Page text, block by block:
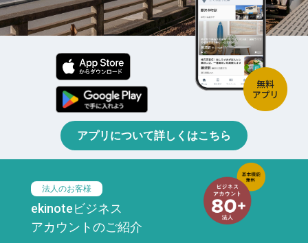
アプリについて詳しくはこちら
法人のお客様
ekinoteビジネス
アカウントのご紹介